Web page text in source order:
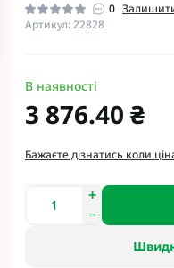
0
Артикул: 22828
В наявності
3 876.40 ₴
Бажаєте дізнатись коли